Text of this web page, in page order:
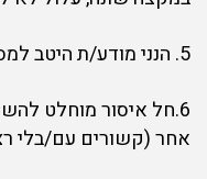
5. הנני מודע/ת היטב למסלול, לאופיו ולתקנון האירוע.
6.חל איסור מוחלט
אחר (קשורים עם/בלי